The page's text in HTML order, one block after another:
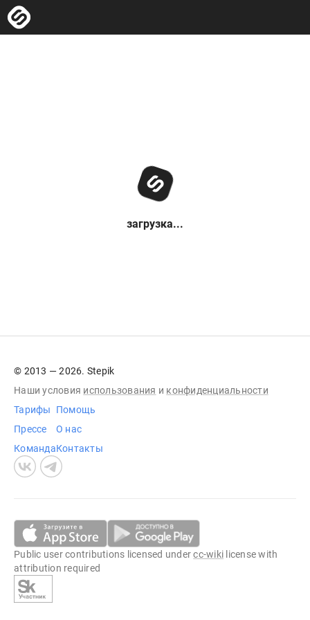
загрузка...
© 2013 — 2026. Stepik
Наши условия использования и конфиденциальности
Тарифы
Прессе
Команда
Помощь
О нас
Контакты
Public user contributions licensed undercc-wiki license with
attribution required